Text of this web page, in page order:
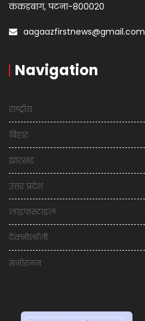
कंकड़बाग, पटना-800020
aagaazfirstnews@gmail.com
Navigation
राष्ट्रीय
बिहार
झारखंड
उत्तर प्रदेश
लाइफस्टाइल
टेक्नोलॉजी
मनोरंजन